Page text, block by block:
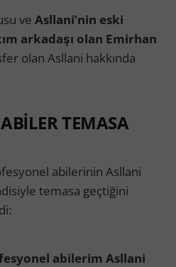
ve Asllani’nin eski
arkadaşı olan Emirhan
olan Asllani hakkında
TEMASA
abilerinin Asllani
temasa geçtiğini
abilerim Asllani